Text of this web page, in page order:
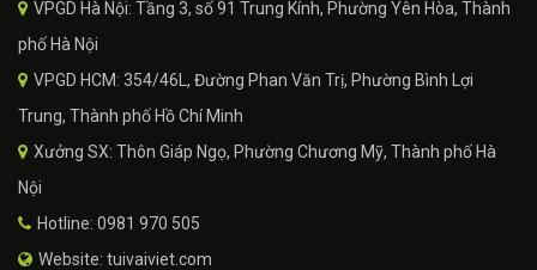
VPGD Hà Nội: Tầng 3, số 91 Trung Kính, Phường Yên Hòa, Thành
phố Hà Nội
VPGD HCM: 354/46L, Đường Phan Văn Trị, Phường Bình Lợi
Trung, Thành phố Hồ Chí Minh
Xưởng SX: Thôn Giáp Ngọ, Phường Chương Mỹ, Thành phố Hà
Nội
Hotline: 0981 970 505
Website: tuivaiviet.com